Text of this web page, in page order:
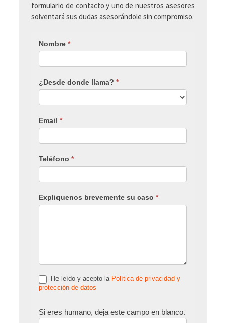
formulario de contacto y uno de nuestros asesores
solventará sus dudas asesorándole sin compromiso.
Nombre*
¿Desde donde llama?*
Email*
Teléfono*
Expliquenos brevemente su caso*
He leído y acepto la Política de privacidad y
protección de datos
Si eres humano, deja este campo en blanco.